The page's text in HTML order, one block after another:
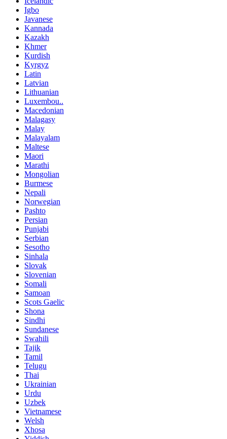
Igbo
Javanese
Kannada
Kazakh
Khmer
Kurdish
Kyrgyz
Latin
Latvian
Lithuanian
Luxembou..
Macedonian
Malagasy
Malay
Malayalam
Maltese
Maori
Marathi
Mongolian
Burmese
Nepali
Norwegian
Pashto
Persian
Punjabi
Serbian
Sesotho
Sinhala
Slovak
Slovenian
Somali
Samoan
Scots Gaelic
Shona
Sindhi
Sundanese
Swahili
Tajik
Tamil
Telugu
Thai
Ukrainian
Urdu
Uzbek
Vietnamese
Welsh
Xhosa